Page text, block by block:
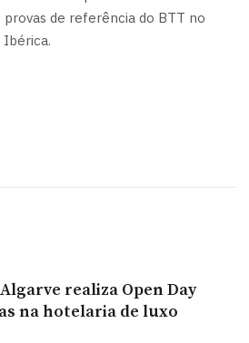
provas de referência do BTT no
realiza Open Day
na hotelaria de luxo